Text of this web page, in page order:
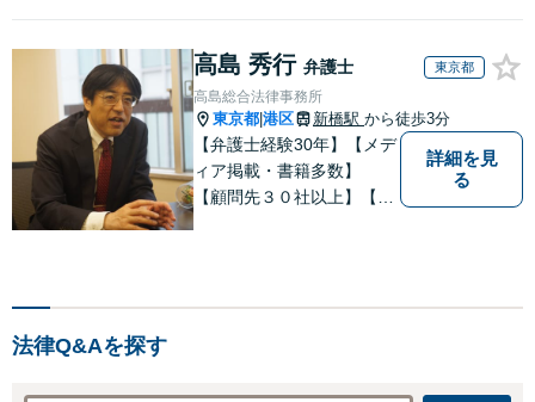
高島 秀行 弁護士 東京都
高島総合法律事務所
東京都 港区 新橋駅 から徒歩3分
【弁護士経験30年】【メデ
ィア掲載・書籍多数】
【顧問先３０社以上】【相
詳細を見
る
法律Q&Aを探す